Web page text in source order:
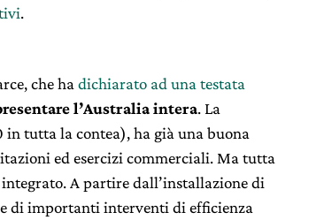
.
che ha dichiarato ad una testata
l’Australia intera. La
tutta la contea), ha già una buona
ed esercizi commerciali. Ma tutta
A partire dall’installazione di
di importanti interventi di efficienza